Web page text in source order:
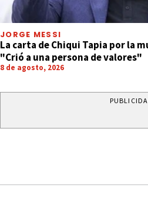
JORGE MESSI
La carta de Chiqui Tapia por la
"Crió a una persona de valores"
8 de agosto, 2026